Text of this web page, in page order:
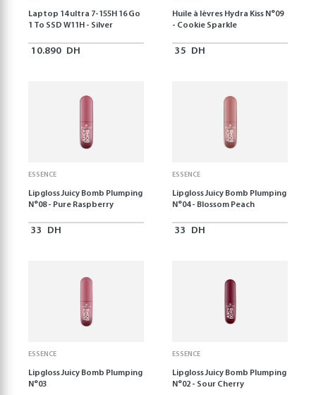
Laptop 14 ultra 7-155H 16 Go
1 To SSD W11H - Silver
10.890 DH
Huile à lèvres Hydra Kiss N°09
- Cookie Sparkle
35 DH
ESSENCE
Lipgloss Juicy Bomb Plumping
N°08 - Pure Raspberry
33 DH
ESSENCE
Lipgloss Juicy Bomb Plumping
N°04 - Blossom Peach
33 DH
ESSENCE
Lipgloss Juicy Bomb Plumping
N°03
ESSENCE
Lipgloss Juicy Bomb Plumping
N°02 - Sour Cherry